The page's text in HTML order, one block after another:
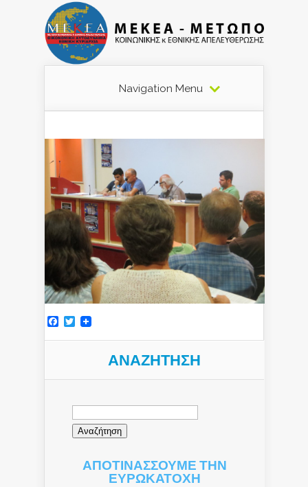
Navigation Menu
Facebook
Twitter
ΑΝΑΖΉΤΗΣΗ
Αναζήτηση
ΑΠΟΤΙΝΑΣΣΟΥΜΕ ΤΗΝ
ΕΥΡΩΚΑΤΟΧΗ